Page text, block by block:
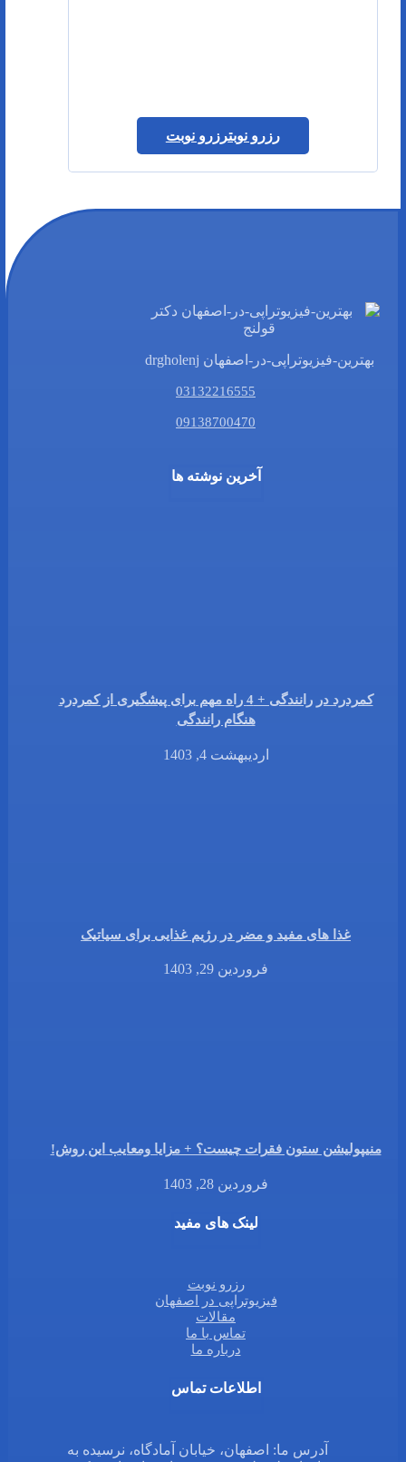
رزرو نوبترزرو نوبت
بهترین-فیزیوتراپی-در-اصفهان drgholenj
03132216555
09138700470
آخرین نوشته ها
کمردرد در رانندگی + 4 راه مهم برای پیشگیری از کمردرد
هنگام رانندگی
اردیبهشت 4, 1403
غذا های مفید و مضر در رژیم غذایی برای سیاتیک
فروردین 29, 1403
منیپولیشن ستون فقرات چیست؟ + مزایا ومعایب این روش!
فروردین 28, 1403
لینک های مفید
رزرو نوبت
فیزیوتراپی در اصفهان
مقالات
تماس با ما
درباره ما
اطلاعات تماس
آدرس ما: اصفهان، خیابان آمادگاه، نرسیده به